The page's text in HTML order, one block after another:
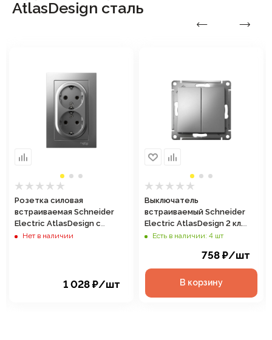
AtlasDesign сталь
Розетка силовая
встраиваемая Schneider
Electric AtlasDesign с
заземлением, цвет сталь,
Нет в наличии
1 028 ₽/шт
Выключатель
встраиваемый Schneider
Electric AtlasDesign 2 кл.
сталь, без подсветки, арт.
Есть в наличии: 4 шт
758 ₽/шт
В корзину